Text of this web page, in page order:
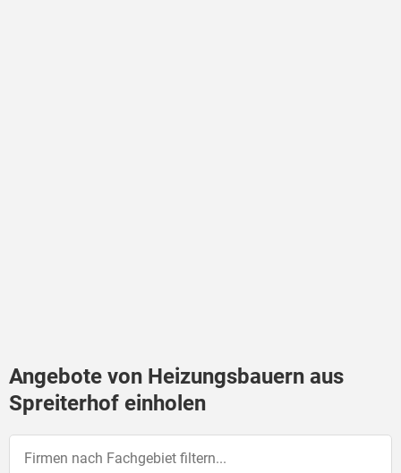
Angebote von Heizungsbauern aus
Spreiterhof einholen